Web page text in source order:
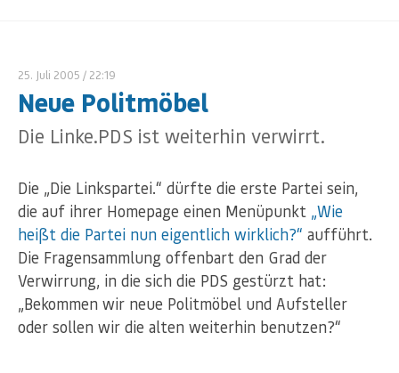
25. Juli 2005 / 22:19
Neue Politmöbel
Die Linke.PDS ist weiterhin verwirrt.
Die „Die Linkspartei.“ dürfte die erste Partei sein,
die auf ihrer Homepage einen Menüpunkt „Wie
heißt die Partei nun eigentlich wirklich?“ aufführt.
Die Fragensammlung offenbart den Grad der
Verwirrung, in die sich die PDS gestürzt hat:
„Bekommen wir neue Politmöbel und Aufsteller
oder sollen wir die alten weiterhin benutzen?“